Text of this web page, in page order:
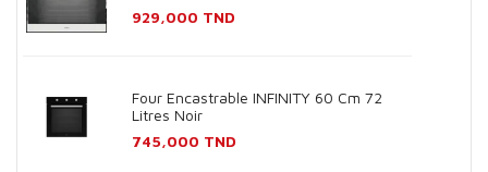
Prix
929,000 TND
Four Encastrable INFINITY 60 Cm 72
Litres Noir
Prix
745,000 TND